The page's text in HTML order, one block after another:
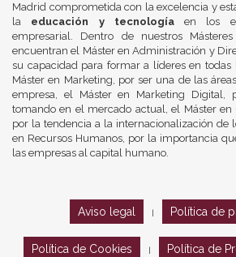
Madrid comprometida con la excelencia y
la educación y tecnologíaen los
empresarial. Dentro de nuestros
encuentran el Máster en Administración y
su capacidad para formar a líderes en todas
Máster en Marketing, por ser una de las
empresa, el Máster en Marketing Digital,
tomando en el mercado actual, el Máster en
por la tendencia a la internacionalización de
en Recursos Humanos, por la importancia
las empresas al capital humano.
Aviso legal Política de
Política de Cookies Política de